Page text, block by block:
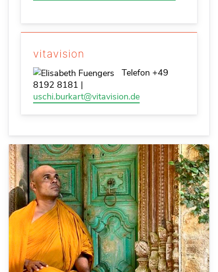
vitavision
Telefon +49
8192 8181‍ |
uschi.burkart@vitavision.de